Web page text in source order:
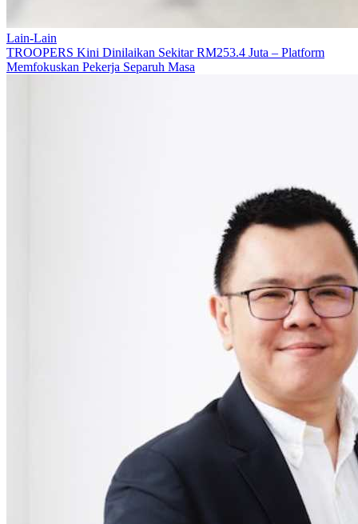
Lain-Lain
TROOPERS Kini Dinilaikan Sekitar RM253.4 Juta – Platform
Memfokuskan Pekerja Separuh Masa